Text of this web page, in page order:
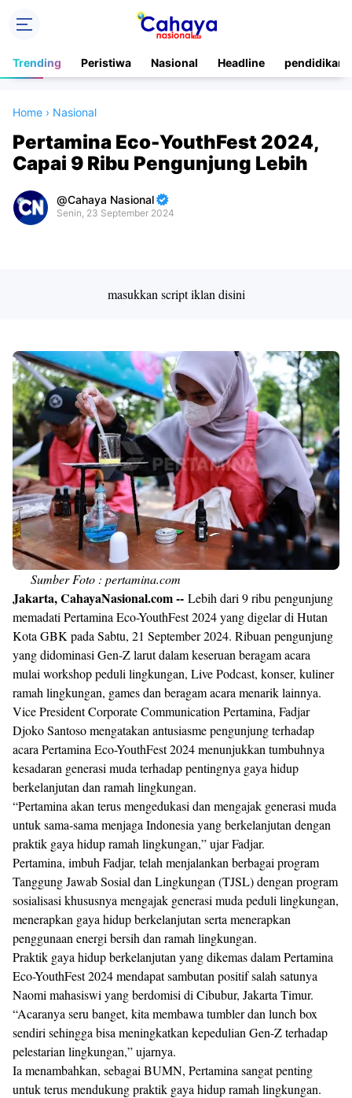
Trending Peristiwa Nasional Headline pendidikan
Home › Nasional
Pertamina Eco-YouthFest 2024,
Capai 9 Ribu Pengunjung Lebih
Cahaya Nasional
Senin, 23 September 2024
masukkan script iklan disini
Sumber Foto : pertamina.com
Jakarta, CahayaNasional.com -- Lebih dari 9 ribu pengunjung
memadati Pertamina Eco-YouthFest 2024 yang digelar di Hutan
Kota GBK pada Sabtu, 21 September 2024. Ribuan pengunjung
yang didominasi Gen-Z larut dalam keseruan beragam acara
mulai workshop peduli lingkungan, Live Podcast, konser, kuliner
ramah lingkungan, games dan beragam acara menarik lainnya.
Vice President Corporate Communication Pertamina, Fadjar
Djoko Santoso mengatakan antusiasme pengunjung terhadap
acara Pertamina Eco-YouthFest 2024 menunjukkan tumbuhnya
kesadaran generasi muda terhadap pentingnya gaya hidup
berkelanjutan dan ramah lingkungan.
“Pertamina akan terus mengedukasi dan mengajak generasi muda
untuk sama-sama menjaga Indonesia yang berkelanjutan dengan
praktik gaya hidup ramah lingkungan,” ujar Fadjar.
Pertamina, imbuh Fadjar, telah menjalankan berbagai program
Tanggung Jawab Sosial dan Lingkungan (TJSL) dengan program
sosialisasi khususnya mengajak generasi muda peduli lingkungan,
menerapkan gaya hidup berkelanjutan serta menerapkan
penggunaan energi bersih dan ramah lingkungan.
Praktik gaya hidup berkelanjutan yang dikemas dalam Pertamina
Eco-YouthFest 2024 mendapat sambutan positif salah satunya
Naomi mahasiswi yang berdomisi di Cibubur, Jakarta Timur.
“Acaranya seru banget, kita membawa tumbler dan lunch box
sendiri sehingga bisa meningkatkan kepedulian Gen-Z terhadap
pelestarian lingkungan,” ujarnya.
Ia menambahkan, sebagai BUMN, Pertamina sangat penting
untuk terus mendukung praktik gaya hidup ramah lingkungan.